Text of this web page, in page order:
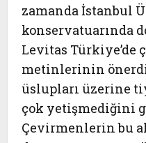
zamanda İstanbul
konservatuarında
Levitas Türkiye’de
metinlerinin
üslupları üzerine
çok yetişmediğini
Çevirmenlerin bu